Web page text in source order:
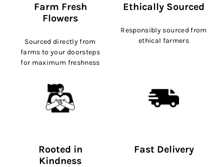
Farm Fresh
Flowers
Sourced directly from
farms to your doorsteps
for maximum freshness
Ethically Sourced
Responsibly sourced from
ethical farmers
Rooted in
Kindness
Fast Delivery